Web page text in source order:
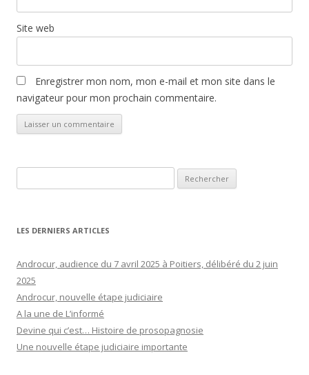
Site web
Enregistrer mon nom, mon e-mail et mon site dans le
navigateur pour mon prochain commentaire.
LES DERNIERS ARTICLES
Androcur, audience du 7 avril 2025 à Poitiers, délibéré du 2 juin
2025
Androcur, nouvelle étape judiciaire
A la une de L’informé
Devine qui c’est… Histoire de prosopagnosie
Une nouvelle étape judiciaire importante